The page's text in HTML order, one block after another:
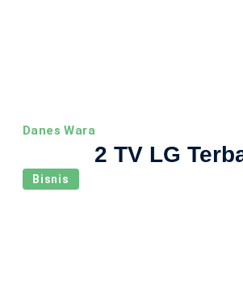
Danes Wara
2 TV LG
Bisnis